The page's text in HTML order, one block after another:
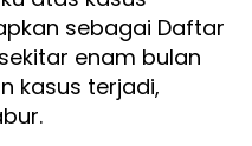
sebagai Daftar
enam bulan
kasus terjadi,